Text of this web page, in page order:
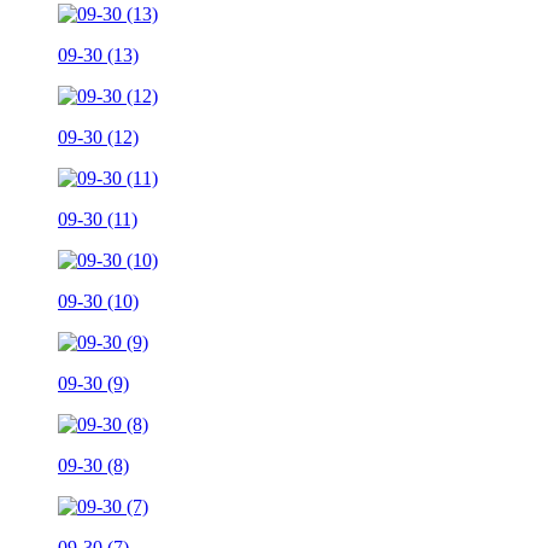
09-30 (13)
09-30 (12)
09-30 (11)
09-30 (10)
09-30 (9)
09-30 (8)